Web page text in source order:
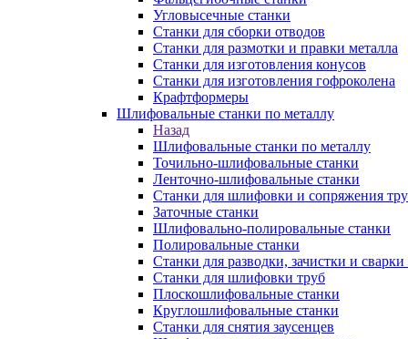
Угловысечные станки
Станки для сборки отводов
Станки для размотки и правки металла
Станки для изготовления конусов
Станки для изготовления гофроколена
Крафтформеры
Шлифовальные станки по металлу
Назад
Шлифовальные станки по металлу
Точильно-шлифовальные станки
Ленточно-шлифовальные станки
Станки для шлифовки и сопряжения
Заточные станки
Шлифовально-полировальные станки
Полировальные станки
Станки для разводки, зачистки и сварки
Станки для шлифовки труб
Плоскошлифовальные станки
Круглошлифовальные станки
Станки для снятия заусенцев